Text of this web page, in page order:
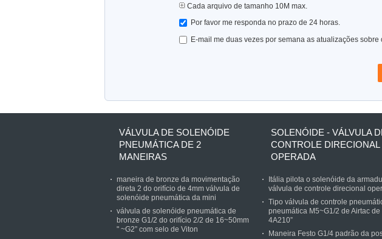
Cada arquivo de tamanho 10M max.
Por favor me responda no prazo de 24 horas.
E-mail me duas vezes por semana as atualizações
VÁLVULA DE SOLENÓIDE
PNEUMÁTICA DE 2
MANEIRAS
maneira de bronze da movimentação
direta 2 do orifício de 4mm válvula de
solenóide pneumática da mini
válvula de solenóide pneumática de
bronze G1/2 do orifício 2/2 de 16~50mm
" ~G2” com selo de Viton
SOLENÓIDE - VÁLVULA
CONTROLE DIRECIONAL
OPERADA
Itália pilota o solenóide da
válvula de controle direcional
Tipo válvula de controle
pneumática M5~G1/2 de Airtac de
4A210”
Maneira Festo G1/4 padrão da